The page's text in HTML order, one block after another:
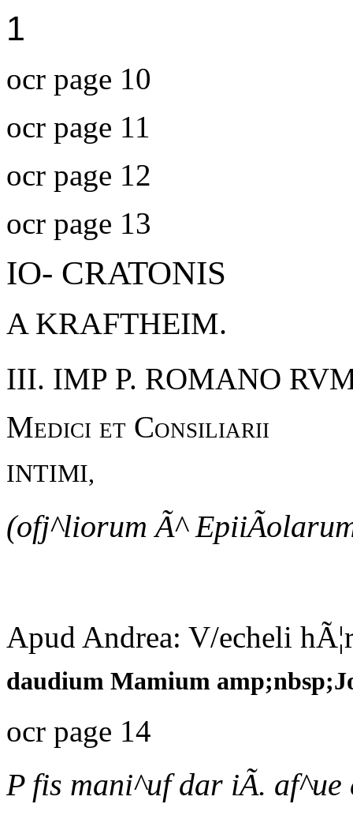
1
ocr page 10
ocr page 11
ocr page 12
ocr page 13
IO- CRATONIS
A KRAFTHEIM.
III. IMP P. ROMANO
Medici et Consiliarii
INTIMI,
(ofj^liorum Ã^
Apud Andrea: V/echeli
daudium Mamium
ocr page 14
P fis mani^uf dar iÃ.